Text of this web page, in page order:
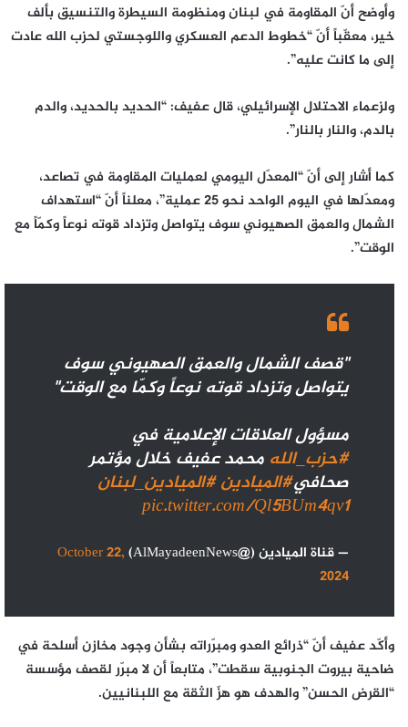
وأوضح أنّ المقاومة في لبنان ومنظومة السيطرة والتنسيق بألف
خير، معقّباً أنّ “خطوط الدعم العسكري واللوجستي لحزب الله عادت
إلى ما كانت عليه”.
ولزعماء الاحتلال الإسرائيلي، قال عفيف: “الحديد بالحديد، والدم
بالدم، والنار بالنار”.
كما أشار إلى أنّ “المعدّل اليومي لعمليات المقاومة في تصاعد،
ومعدّلها في اليوم الواحد نحو 25 عملية”، معلناً أنّ “استهداف
الشمال والعمق الصهيوني سوف يتواصل وتزداد قوته نوعاً وكمّاً مع
الوقت”.
"قصف الشمال والعمق الصهيوني سوف
يتواصل وتزداد قوته نوعاً وكمّا مع الوقت"
مسؤول العلاقات الإعلامية في
#حزب_الله محمد عفيف خلال مؤتمر
صحافي#الميادين#الميادين_لبنان
pic.twitter.com/Ql5BUm4qv1
— قناة الميادين (@AlMayadeenNews)
October 22,
2024
وأكّد عفيف أنّ “ذرائع العدو ومبرّراته بشأن وجود مخازن أسلحة في
ضاحية بيروت الجنوبية سقطت”، متابعاً أن لا مبرّر لقصف مؤسسة
“القرض الحسن” والهدف هو هزّ الثقة مع اللبنانيين.